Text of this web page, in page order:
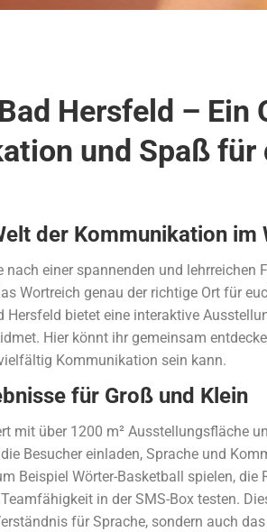
Hersfeld – Ein
und Spaß für
der Kommunikation im
nach einer spannenden und lehrreichen
Wortreich genau der richtige Ort für
Hersfeld bietet eine interaktive
Hier könnt ihr gemeinsam
Kommunikation sein kann.
für Groß und Klein
mit über 1200 m² Ausstellungsfläche
Besucher einladen, Sprache und
Beispiel Wörter-Basketball spielen, die
in der SMS-Box testen.
für Sprache, sondern auch